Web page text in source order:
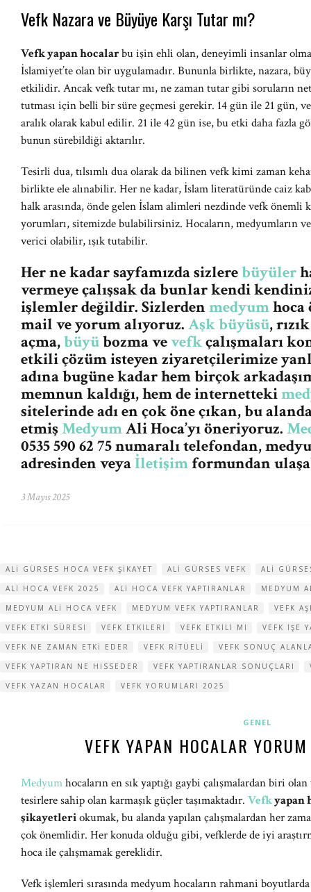
Vefk Nazara ve Büyüye Karşı Tutar mı?
Vefk yapan hocalarbu işin ehli olan, deneyimli insanlar
İslamiyet’te olan bir uygulamadır. Bununla birlikte, nazara,
etkilidir. Ancak vefk tutar mı, ne zaman tutar gibi soruların
tutması için belli bir süre geçmesi gerekir. 14 gün ile 21 gün,
aralık olarak kabul edilir. 21 ile 42 gün ise, bu etki daha fazla
bunun sürebildiği aktarılır.
Tesirli dua, tılsımlı dua olarak da bilinen vefk kimi zaman
birlikte ele alınabilir. Her ne kadar, İslam literatüründe caiz
halk arasında, önde gelen İslam alimleri nezdinde vefk
yorumları, sitemizde bulabilirsiniz. Hocaların, medyumların
verici olabilir, ışık tutabilir.
Her ne kadar sayfamızda sizlerebüyüler
vermeye çalışsak da bunlar kendi
işlemler değildir. Sizlerden medyum
mail ve yorum alıyoruz. Aşk büyüsü,
açma,büyübozma vevefkçalışmaları
etkili çözüm isteyen ziyaretçilerimize
adına bugüne kadar hem birçok
memnun kaldığı, hem de internetteki
sitelerinde adı en çok öne çıkan, bu
etmiş MedyumAli Hoca’yı öneriyoruz.
0535 590 62 75 numaralı telefondan,
adresinden veyaİletişim formundan
3 Mayıs 2025
ALI GÜRSES HOCA VEFK ŞIKAYET ALI GÜRSES VEFK
ALI
ALI HOCA VEFK 2025
ALI HOCA VEFK YAPTIRANLAR
MEDYUM
MEDYUM ALI HOCA VEFK
MEDYUM VEFK YAPTIRANLAR
VEFK
VEFK ETKI SÜRESI
VEFK ETKILERI VEFK ETKILI MI
VEFK IŞE
VEFK NE ZAMAN ETKI EDER
VEFK RITÜELI
VEFK SONUÇ
VEFK YAPTIRAN NE HISSEDER
VEFK YAPTIRANLAR SONUÇLARI
VEFK YAZAN HOCALAR
VEFK YORUMLARI 2025
GENEL
VEFK YAPAN HOCALAR
Medyumhocaların en sık yaptığı gaybi çalışmalardan biri
tesirlere sahip olan karmaşık güçler taşımaktadır. Vefkyapan
şikayetleriokumak, bu alanda yapılan çalışmalardan her
çok önemlidir. Her konuda olduğu gibi, vefklerde de iyi
hoca ile çalışmamak gereklidir.
Vefk işlemleri sırasında medyum hocaların rahmani